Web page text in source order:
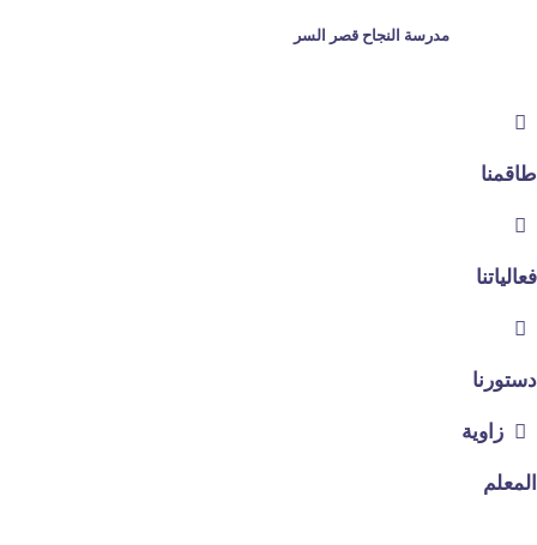
content
مدرسة النجاح قصر السر
طاقمنا
فعالياتنا
دستورنا
زاوية
المعلم